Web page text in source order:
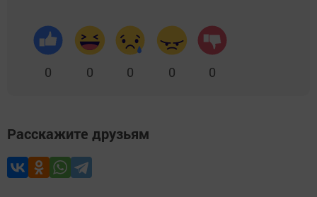
0 0 0 0 0
Расскажите друзьям